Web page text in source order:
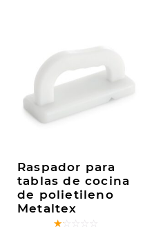
Raspador para
tablas de cocina
de polietileno
Metaltex